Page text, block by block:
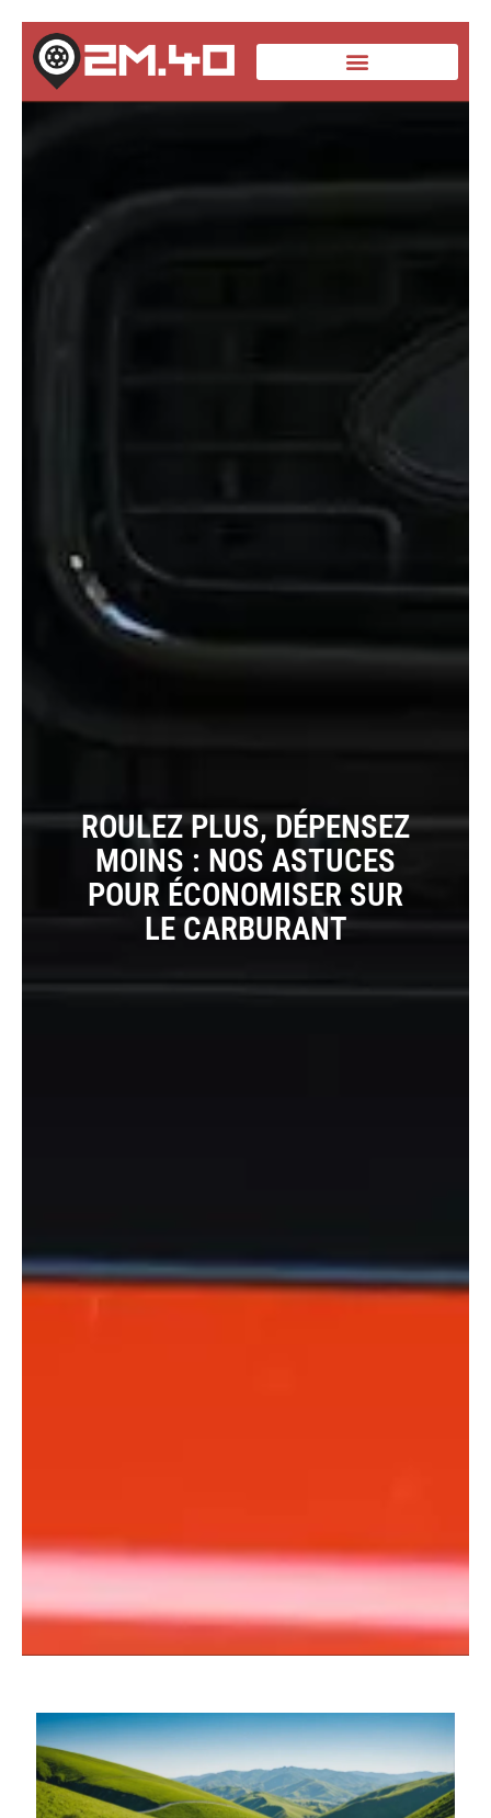
ROULEZ PLUS, DÉPENSEZ
MOINS : NOS ASTUCES
POUR ÉCONOMISER SUR
LE CARBURANT